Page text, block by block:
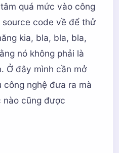
quá mức vào công
source code về để thử
kia, bla, bla, bla,
nó không phải là
Ở đây mình cần mở
công nghệ đưa ra mà
nào cũng được